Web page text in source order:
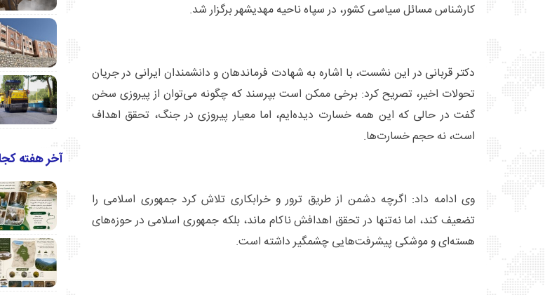
کارشناس مسائل سیاسی کشور، در سپاه ناحیه مهدیشهر برگزار شد.
دکتر قربانی در این نشست، با اشاره به شهادت فرماندهان و دانشمندان ایرانی در جریان
تحولات اخیر، تصریح کرد: برخی ممکن است بپرسند که چگونه می‌توان از پیروزی سخن
گفت در حالی‌ که این همه خسارت دیده‌ایم، اما معیار پیروزی در جنگ، تحقق اهداف
است، نه حجم خسارت‌ها.
وی ادامه داد: اگرچه دشمن از طریق ترور و خرابکاری تلاش کرد جمهوری اسلامی را
تضعیف کند، اما نه‌تنها در تحقق اهدافش ناکام ماند، بلکه جمهوری اسلامی در حوزه‌های
هسته‌ای و موشکی پیشرفت‌هایی چشمگیر داشته است.
آخر هفته